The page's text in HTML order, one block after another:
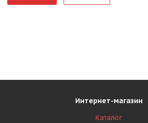
Интернет-магазин
Каталог